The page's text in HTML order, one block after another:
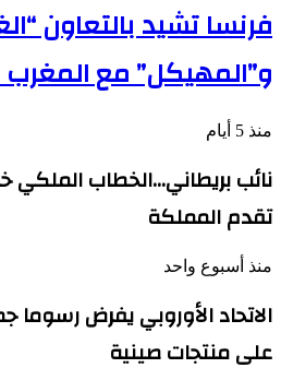
فرنسا تشيد بالتعاون
و”المهيكل” مع
منذ 5 أيام
نائب بريطاني…الخطاب الملكي
تقدم المملكة
منذ أسبوع واحد
الاتحاد الأوروبي يفرض رسوما
على منتجات صينية